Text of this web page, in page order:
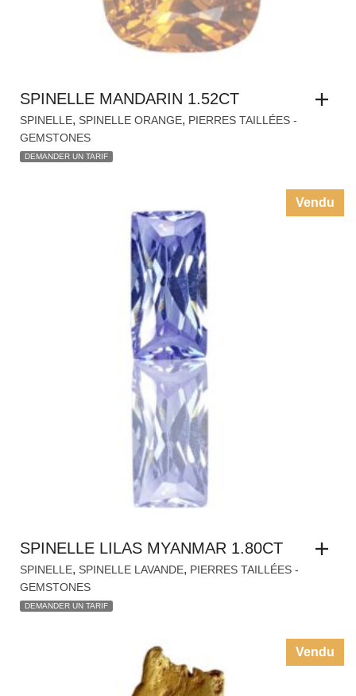
SPINELLE,SPINELLE ORANGE PIERRES TAILLÉES -
GEMSTONES
DEMANDER UN TARIF
Vendu
SPINELLE,SPINELLE LAVANDE ,PIERRES TAILLÉES -
GEMSTONES
DEMANDER UN TARIF
Vendu